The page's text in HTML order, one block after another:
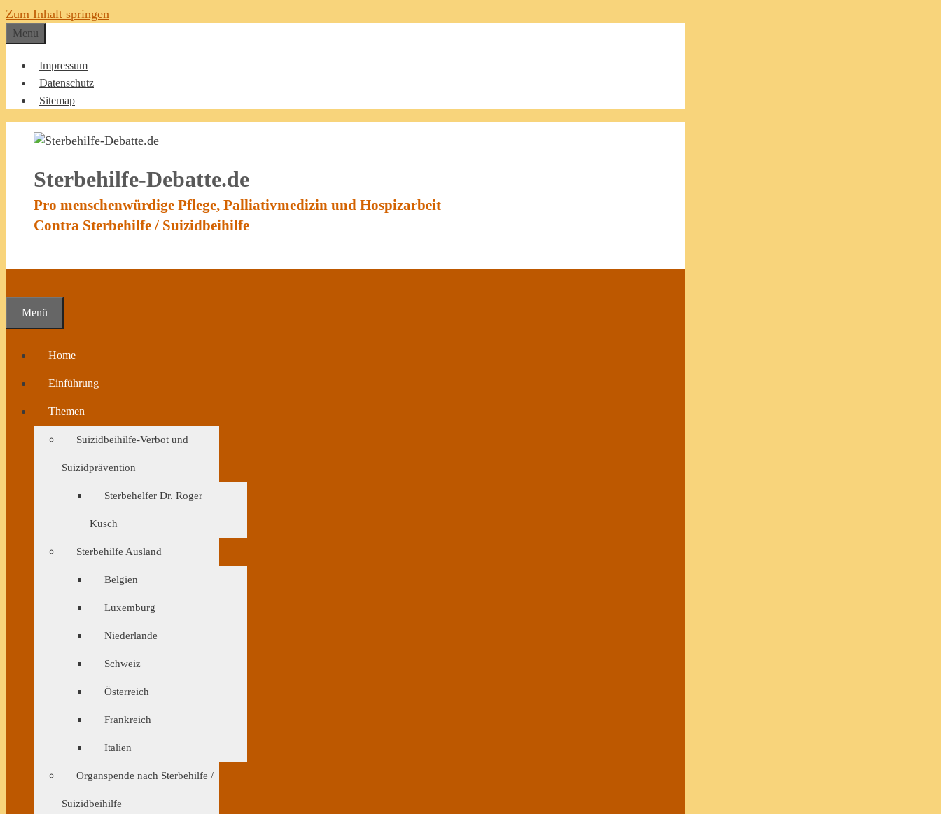
Zum Inhalt springen
Menu
Impressum
Datenschutz
Sitemap
Sterbehilfe-Debatte.de
Pro menschenwürdige Pflege, Palliativmedizin und Hospizarbeit
Contra Sterbehilfe / Suizidbeihilfe
Menü
Home
Einführung
Themen
Suizidbeihilfe-Verbot und
Suizidprävention
Sterbehelfer Dr. Roger
Kusch
Sterbehilfe Ausland
Belgien
Luxemburg
Niederlande
Schweiz
Österreich
Frankreich
Italien
Organspende nach Sterbehilfe /
Suizidbeihilfe